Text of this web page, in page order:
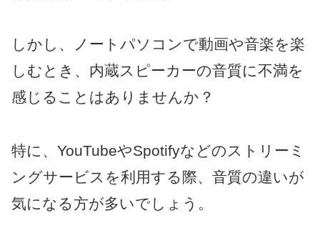
しかし、ノートパソコンで動画や音楽を楽
しむとき、内蔵スピーカーの音質に不満を
感じることはありませんか？
特に、YouTubeやSpotifyなどのストリーミ
ングサービスを利用する際、音質の違いが
気になる方が多いでしょう。